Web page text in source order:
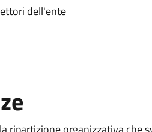
dell'ente